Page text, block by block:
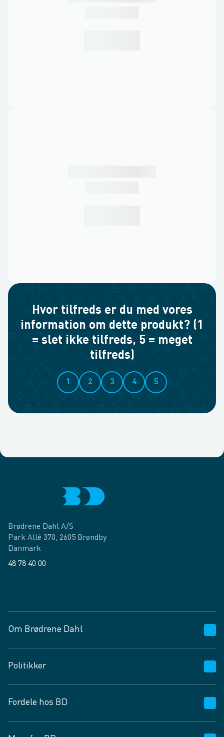
Hvor tilfreds er du med vores
information om dette produkt? (1
= slet ikke tilfreds, 5 = meget
tilfreds)
1 2 3 4 5
Brødrene Dahl A/S
Park Allé 370, 2605 Brøndby
Danmark
48 78 40 00
Om Brødrene Dahl
Vagttelefon 30 10 89 89
Spørgsmål og svar
Job og karriere
Fødevarekontrolrapport
Politikker
Privatlivspolitik
Cookies
Fordele hos BD